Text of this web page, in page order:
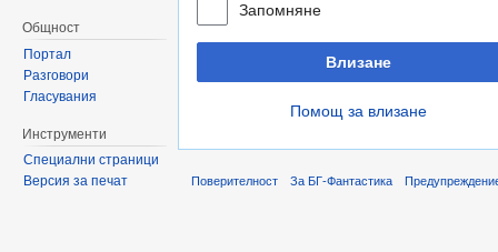
Запомняне
Влизане
Помощ за влизане
Общност
Портал
Разговори
Гласувания
Инструменти
Специални страници
Версия за печат
Поверителност За БГ-Фантастика